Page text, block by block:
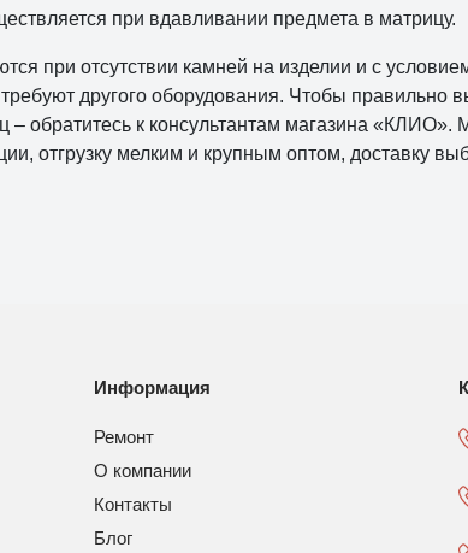
при вдавливании предмета в матрицу.
при отсутствии камней на изделии и с
другого оборудования. Чтобы правильно
– обратитесь к консультантам магазина «КЛИО».
отгрузку мелким и крупным оптом, доставку
Информация
Ремонт
О компании
Контакты
Блог